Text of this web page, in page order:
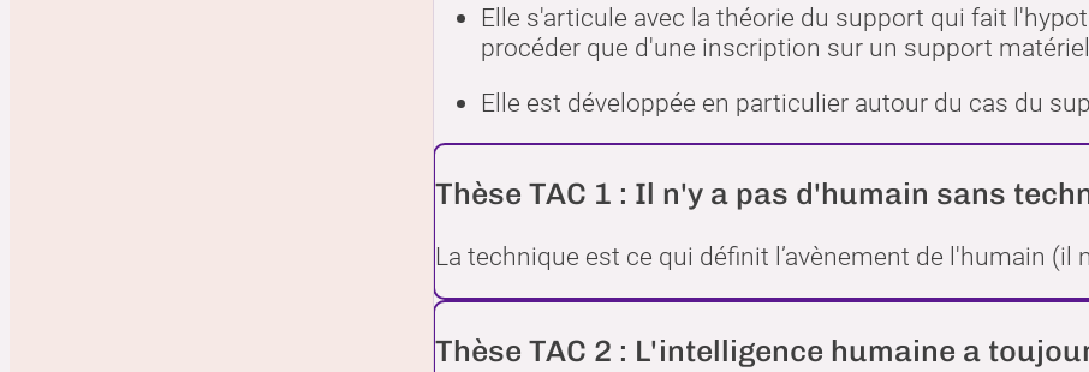
Elle s'articule avec la théorie du support qui fait
procéder que d'une inscription sur un support
Elle est développée en particulier autour du cas du
Thèse TAC 1 : Il n'y a pas d'humain sans
La technique est ce qui définit l’avènement de l'humain (il
Thèse TAC 2 : L'intelligence humaine a